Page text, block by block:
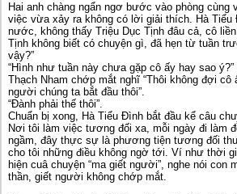
Hai anh chàng ngẩn ngơ bước vào phòng
việc vừa xảy ra không có lời giải thích. Hà Tiểu
nước, không thấy Triệu Dục Tịnh đâu cả, cô
Tịnh không biết có chuyện gì, đã hẹn từ tuần
vậy?”
“Hình như tuần này chưa gặp cô ấy hay sao ý?”
Thạch Nham chớp mắt nghĩ “Thôi không đợi cô
người chúng ta bắt đầu thôi”.
“Đành phải thế thôi”.
Chuẩn bị xong, Hà Tiểu Đình bắt đầu kể câu
Nơi tôi làm việc tương đối xa, mỗi ngày đi làm
ngầm, đây thực sự là phương tiện tương đối
cho tôi những điều không ngờ tới. Ví như thời
hiện cuâ chuyện “ma giết người”, nghe nói con
thần, giết người không chớp mắt.